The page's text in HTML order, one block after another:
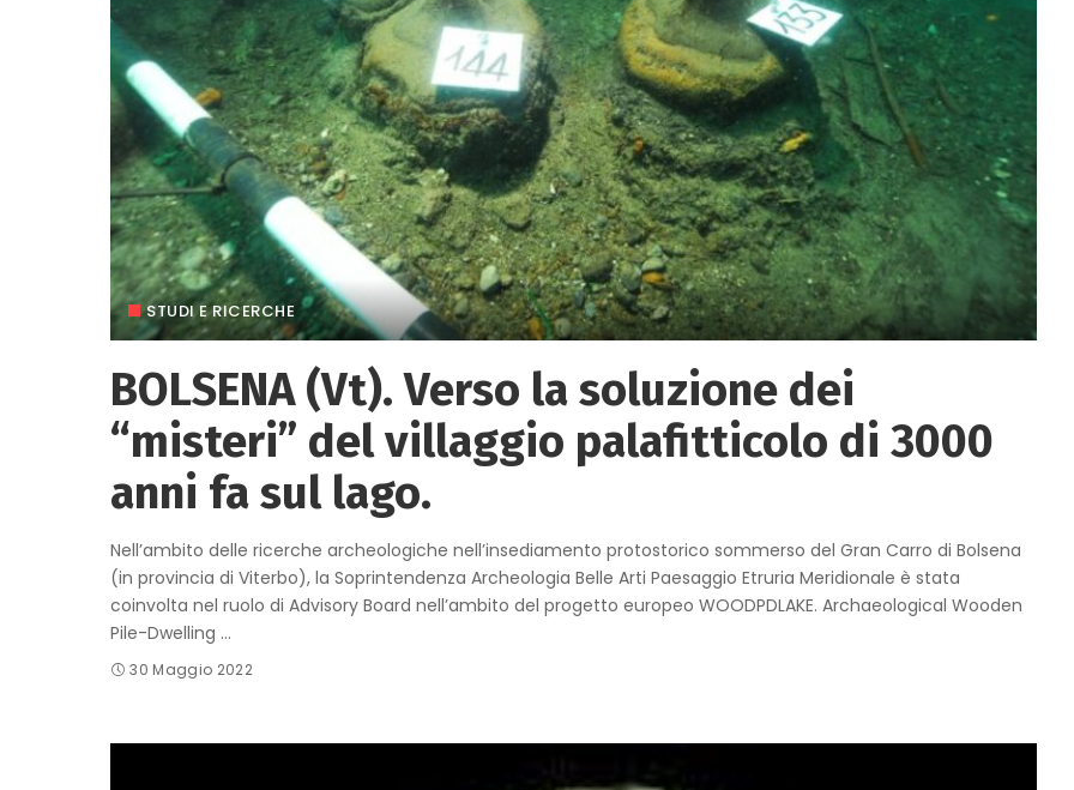
STUDI E RICERCHE
BOLSENA (Vt). Verso la soluzione dei
“misteri” del villaggio palafitticolo di 3000
anni fa sul lago.
Nell’ambito delle ricerche archeologiche nell’insediamento protostorico sommerso del Gran Carro di Bolsena
(in provincia di Viterbo), la Soprintendenza Archeologia Belle Arti Paesaggio Etruria Meridionale è stata
coinvolta nel ruolo di Advisory Board nell’ambito del progetto europeo WOODPDLAKE. Archaeological Wooden
Pile-Dwelling ...
30 Maggio 2022